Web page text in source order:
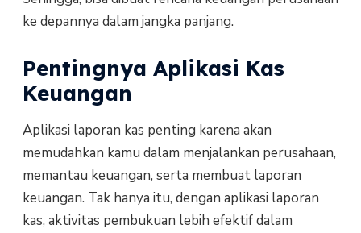
ke depannya dalam jangka panjang.
Pentingnya Aplikasi Kas
Keuangan
Aplikasi laporan kas penting karena akan
memudahkan kamu dalam menjalankan perusahaan,
memantau keuangan, serta membuat laporan
keuangan. Tak hanya itu, dengan aplikasi laporan
kas, aktivitas pembukuan lebih efektif dalam